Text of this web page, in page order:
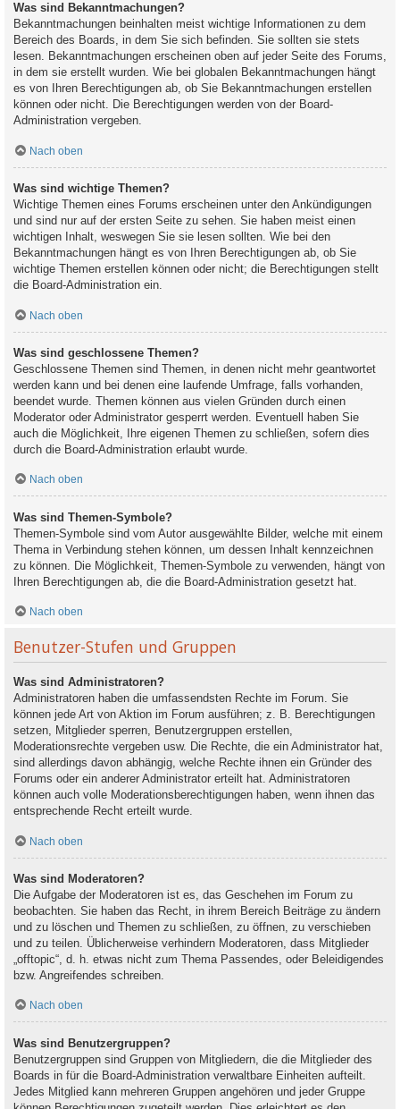
Was sind Bekanntmachungen?
Bekanntmachungen beinhalten meist wichtige Informationen zu dem
Bereich des Boards, in dem Sie sich befinden. Sie sollten sie stets
lesen. Bekanntmachungen erscheinen oben auf jeder Seite des Forums,
in dem sie erstellt wurden. Wie bei globalen Bekanntmachungen hängt
es von Ihren Berechtigungen ab, ob Sie Bekanntmachungen erstellen
können oder nicht. Die Berechtigungen werden von der Board-
Administration vergeben.
Nach oben
Was sind wichtige Themen?
Wichtige Themen eines Forums erscheinen unter den Ankündigungen
und sind nur auf der ersten Seite zu sehen. Sie haben meist einen
wichtigen Inhalt, weswegen Sie sie lesen sollten. Wie bei den
Bekanntmachungen hängt es von Ihren Berechtigungen ab, ob Sie
wichtige Themen erstellen können oder nicht; die Berechtigungen stellt
die Board-Administration ein.
Nach oben
Was sind geschlossene Themen?
Geschlossene Themen sind Themen, in denen nicht mehr geantwortet
werden kann und bei denen eine laufende Umfrage, falls vorhanden,
beendet wurde. Themen können aus vielen Gründen durch einen
Moderator oder Administrator gesperrt werden. Eventuell haben Sie
auch die Möglichkeit, Ihre eigenen Themen zu schließen, sofern dies
durch die Board-Administration erlaubt wurde.
Nach oben
Was sind Themen-Symbole?
Themen-Symbole sind vom Autor ausgewählte Bilder, welche mit einem
Thema in Verbindung stehen können, um dessen Inhalt kennzeichnen
zu können. Die Möglichkeit, Themen-Symbole zu verwenden, hängt von
Ihren Berechtigungen ab, die die Board-Administration gesetzt hat.
Nach oben
Benutzer-Stufen und Gruppen
Was sind Administratoren?
Administratoren haben die umfassendsten Rechte im Forum. Sie
können jede Art von Aktion im Forum ausführen; z. B. Berechtigungen
setzen, Mitglieder sperren, Benutzergruppen erstellen,
Moderationsrechte vergeben usw. Die Rechte, die ein Administrator hat,
sind allerdings davon abhängig, welche Rechte ihnen ein Gründer des
Forums oder ein anderer Administrator erteilt hat. Administratoren
können auch volle Moderationsberechtigungen haben, wenn ihnen das
entsprechende Recht erteilt wurde.
Nach oben
Was sind Moderatoren?
Die Aufgabe der Moderatoren ist es, das Geschehen im Forum zu
beobachten. Sie haben das Recht, in ihrem Bereich Beiträge zu ändern
und zu löschen und Themen zu schließen, zu öffnen, zu verschieben
und zu teilen. Üblicherweise verhindern Moderatoren, dass Mitglieder
„offtopic“, d. h. etwas nicht zum Thema Passendes, oder Beleidigendes
bzw. Angreifendes schreiben.
Nach oben
Was sind Benutzergruppen?
Benutzergruppen sind Gruppen von Mitgliedern, die die Mitglieder des
Boards in für die Board-Administration verwaltbare Einheiten aufteilt.
Jedes Mitglied kann mehreren Gruppen angehören und jeder Gruppe